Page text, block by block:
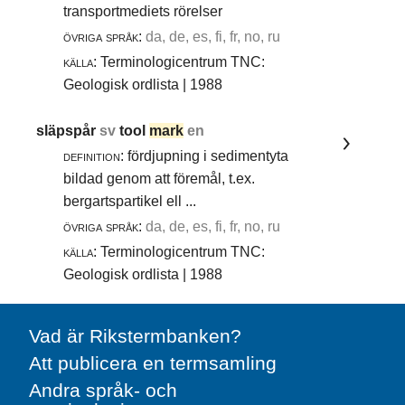
transportmediets rörelser
övriga språk: da, de, es, fi, fr, no, ru
källa: Terminologicentrum TNC:
Geologisk ordlista | 1988
släpspårsvtool mark en
definition: fördjupning i sedimentyta
bildad genom att föremål, t.ex.
bergartspartikel ell ...
övriga språk: da, de, es, fi, fr, no, ru
källa: Terminologicentrum TNC:
Geologisk ordlista | 1988
Vad är Rikstermbanken?
Att publicera en termsamling
Andra språk- och